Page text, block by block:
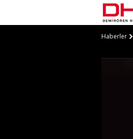
Haberler